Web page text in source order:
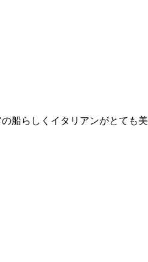
船らしくイタリアンがとても美